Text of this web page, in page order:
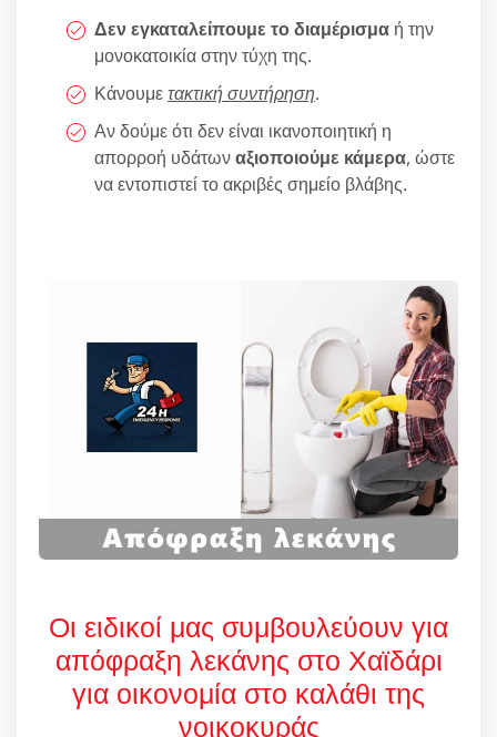
Δεν εγκαταλείπουμε το διαμέρισμα ή την
μονοκατοικία στην τύχη της.
Κάνουμετακτική συντήρηση.
Αν δούμε ότι δεν είναι ικανοποιητική η
απορροή υδάτωναξιοποιούμε κάμερα, ώστε
να εντοπιστεί το ακριβές σημείο βλάβης.
Οι ειδικοί μας συμβουλεύουν για
απόφραξη λεκάνης στο Χαϊδάρι
για οικονομία στο καλάθι της
νοικοκυράς